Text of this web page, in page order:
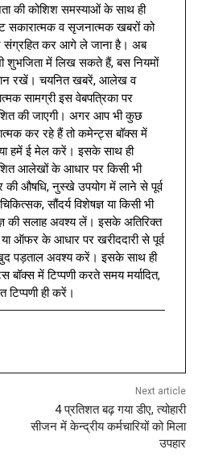
की कोशिश समस्याओं के साथ ही
सकारात्मक व सृजनात्मक खबरों को
संग्रहित कर आगे ले जाना है। अब
शुभजिता में लिख सकते हैं, बस नियमों
रखें। चयनित खबरें, आलेख व
सामग्री इस वेबपत्रिका पर
की जाएगी। अगर आप भी कुछ
कर रहे हैं तो कमेन्ट्स बॉक्स में
हमें ई मेल करें। इसके साथ ही
आलेखों के आधार पर किसी भी
की औषधि, नुस्खे उपयोग में लाने से पूर्व
सौंदर्य विशेषज्ञ या किसी भी
की सलाह अवश्य लें। इसके अतिरिक्त
ऑफर के आधार पर खरीददारी से पूर्व
पड़ताल अवश्य करें। इसके साथ ही
बॉक्स में टिप्पणी करते समय मर्यादित,
टिप्पणी ही करें।
Next article
4 प्रतिशत बढ़ गया डीए, त्योहारी
सीजन में केन्द्रीय कर्मचारियों को मिला
उपहार